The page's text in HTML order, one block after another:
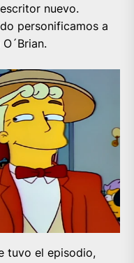
nuevo.
personificamos a
tuvo el episodio,